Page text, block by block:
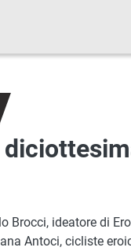
Brocci, ideatore di
Antoci, cicliste